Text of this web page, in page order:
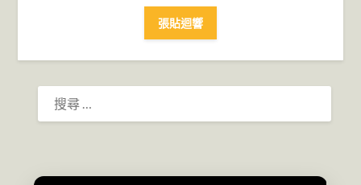
搜
尋：